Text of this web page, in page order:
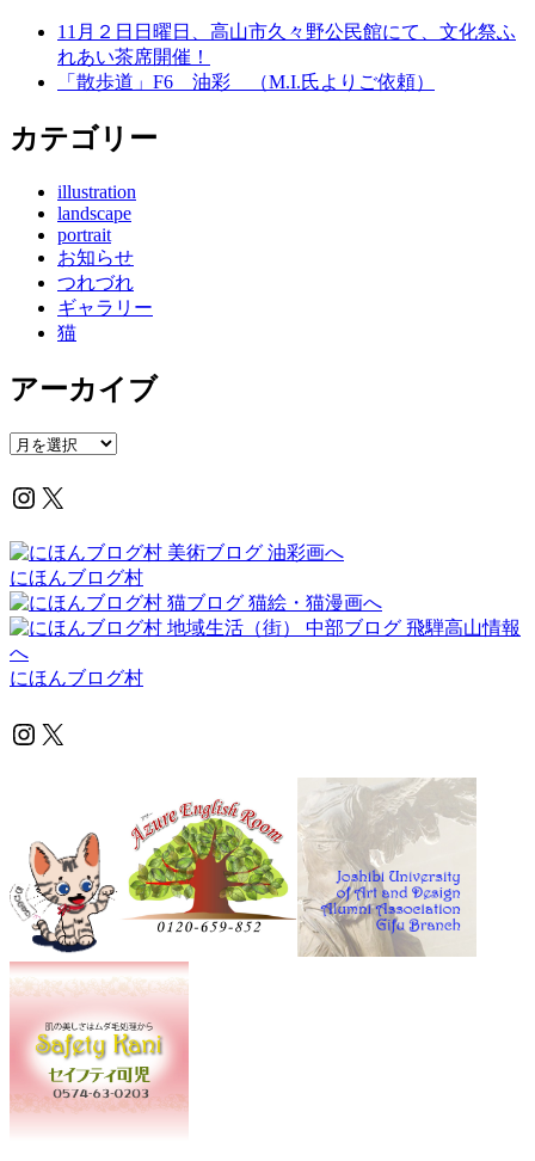
11月２日日曜日、高山市久々野公民館にて、文化祭ふ
れあい茶席開催！
「散歩道」F6 油彩 （M.I.氏よりご依頼）
カテゴリー
illustration
landscape
portrait
お知らせ
つれづれ
ギャラリー
猫
アーカイブ
ア
カ
ブ
Instagram
X
にほんブログ村
にほんブログ村
Instagram
X